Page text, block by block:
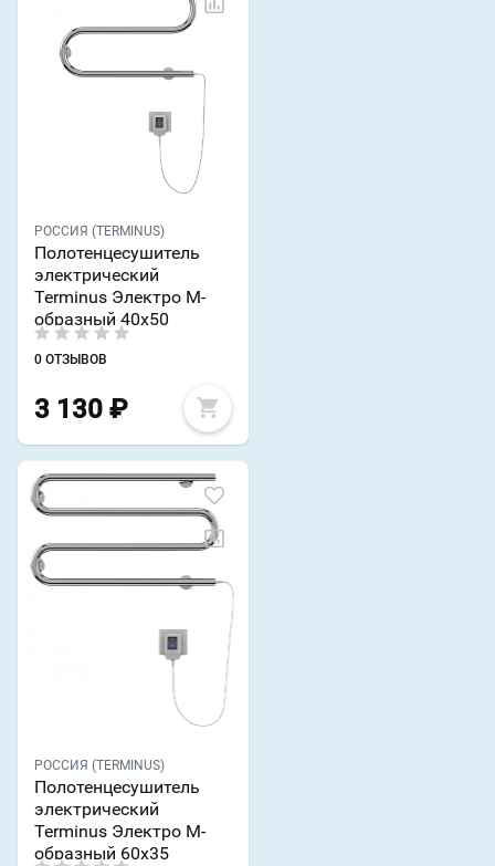
РОССИЯ (TERMINUS)
Полотенцесушитель
электрический
Terminus Электро М-
образный 40x50
0 ОТЗЫВОВ
3 130 ₽
РОССИЯ (TERMINUS)
Полотенцесушитель
электрический
Terminus Электро М-
образный 60х35